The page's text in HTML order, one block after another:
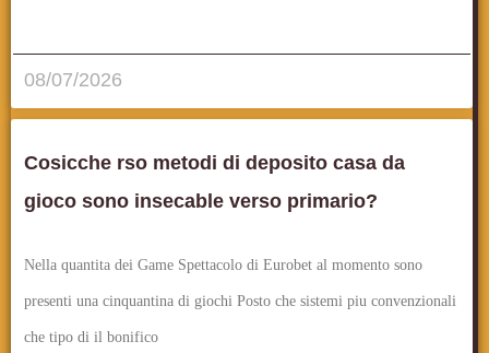
08/07/2026
Cosicche rso metodi di deposito casa da
gioco sono insecable verso primario?
Nella quantita dei Game Spettacolo di Eurobet al momento sono
presenti una cinquantina di giochi Posto che sistemi piu convenzionali
che tipo di il bonifico